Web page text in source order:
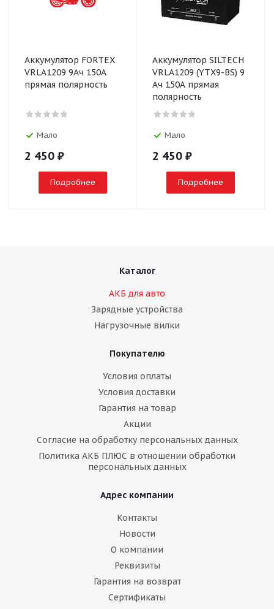
Аккумулятор FORTEX
VRLA1209 9Ач 150А
прямая полярность
Мало
2 450 ₽
Подробнее
Аккумулятор SILTECH
VRLA1209 (YTX9-BS) 9
Ач 150А прямая
полярность
Мало
2 450 ₽
Подробнее
Каталог
АКБ для авто
Зарядные устройства
Нагрузочные вилки
Покупателю
Условия оплаты
Условия доставки
Гарантия на товар
Акции
Согласие на обработку персональных данных
Политика АКБ ПЛЮС в отношении обработки
персональных данных
Адрес компании
Контакты
Новости
О компании
Реквизиты
Гарантия на возврат
Сертификаты